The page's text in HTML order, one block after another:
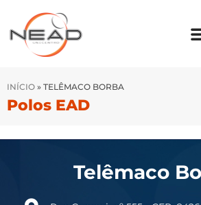
INÍCIO » TELÊMACO BORBA
Polos EAD
Telêmaco